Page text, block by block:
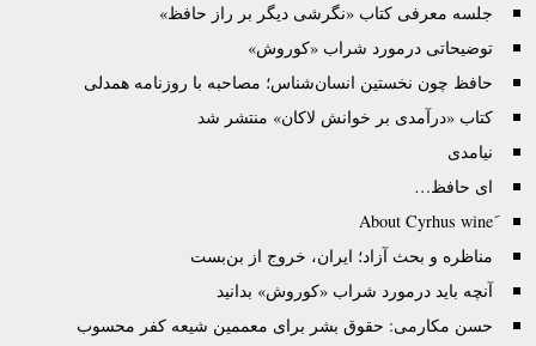
جلسه معرفی کتاب «نگرشی دیگر بر راز حافظ»
توضیحاتی درمورد شراب «کوروش»
حافظ چون نخستین انسان‌شناس؛ مصاحبه با روزنامه همدلی
کتاب «درآمدی بر خوانش لاکان» منتشر شد
نیامدی
ای حافظ…
َAbout Cyrhus wine
مناظره و بحث آزاد؛ ايران، خروج از بن‌بست
آنچه باید درمورد شراب «کوروش» بدانید
حسن مکارمی: حقوق بشر برای معممین شیعه کفر محسوب